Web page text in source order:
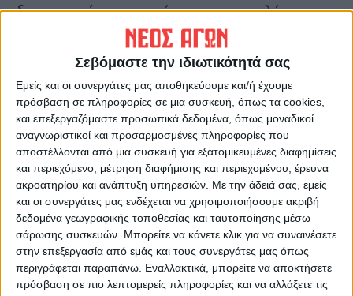
Σεβόμαστε την ιδιωτικότητά σας
Εμείς και οι συνεργάτες μας αποθηκεύουμε και/ή έχουμε
πρόσβαση σε πληροφορίες σε μια συσκευή, όπως τα cookies,
και επεξεργαζόμαστε προσωπικά δεδομένα, όπως μοναδικοί
αναγνωριστικοί και προσαρμοσμένες πληροφορίες που
αποστέλλονται από μια συσκευή για εξατομικευμένες διαφημίσεις
και περιεχόμενο, μέτρηση διαφήμισης και περιεχομένου, έρευνα
ακροατηρίου και ανάπτυξη υπηρεσιών. Με την άδειά σας, εμείς
και οι συνεργάτες μας ενδέχεται να χρησιμοποιήσουμε ακριβή
δεδομένα γεωγραφικής τοποθεσίας και ταυτοποίησης μέσω
σάρωσης συσκευών. Μπορείτε να κάνετε κλικ για να συναινέσετε
στην επεξεργασία από εμάς και τους συνεργάτες μας όπως
περιγράφεται παραπάνω. Εναλλακτικά, μπορείτε να αποκτήσετε
πρόσβαση σε πιο λεπτομερείς πληροφορίες και να αλλάξετε τις
διασταυρώσεις που έκαναν τα στελέχη της
γενικής γραμματείας Αποκατάστασης
Φυσικών Καταστροφών και Κρατικής
Αρωγής στις αιτήσεις που υποβλήθηκαν
στην πλατφόρμα πρώτης αρωγής,
arogi.gov.gr. Παράλληλα, διενεργήθηκαν
πληρωμές 5.000 ευρώ προς 1 δικαιούχο
πρώτης αρωγής έναντι στεγαστικής
συνδρομής. Τέλος, διενεργήθηκαν πληρωμές
ύψους 2.493.000 ευρώ προς 488
επιχειρήσεις ως πρώτη αρωγή έναντι της
επιχορήγησης των επιχειρήσεων που
επλήγησαν από τις πλημμύρες, στις οποίες
περιλαμβάνονται οι κτηνοτροφικές μονάδες